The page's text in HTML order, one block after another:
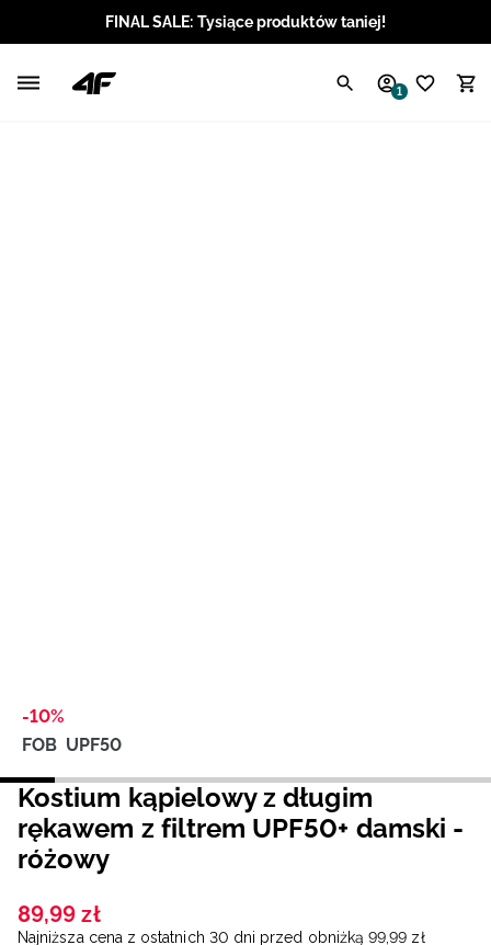
FINAL SALE: Tysiące produktów taniej!
1
-10%
FOB UPF50
Kostium kąpielowy z długim
rękawem z filtrem UPF50+ damski -
różowy
89,99 zł
Najniższa cena z ostatnich 30 dni przed obniżką 99,99 zł